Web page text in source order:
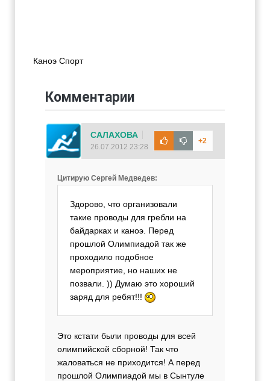
Каноэ Спорт
Комментарии
+2
САЛАХОВА
26.07.2012 23:28
Цитирую Сергей Медведев:
Здорово, что организовали
такие проводы для гребли на
байдарках и каноэ. Перед
прошлой Олимпиадой так же
проходило подобное
мероприятие, но наших не
позвали. )) Думаю это хороший
заряд для ребят!!!
Это кстати были проводы для всей
олимпийской сборной! Так что
жаловаться не приходится! А перед
прошлой Олимпиадой мы в Сынтуле